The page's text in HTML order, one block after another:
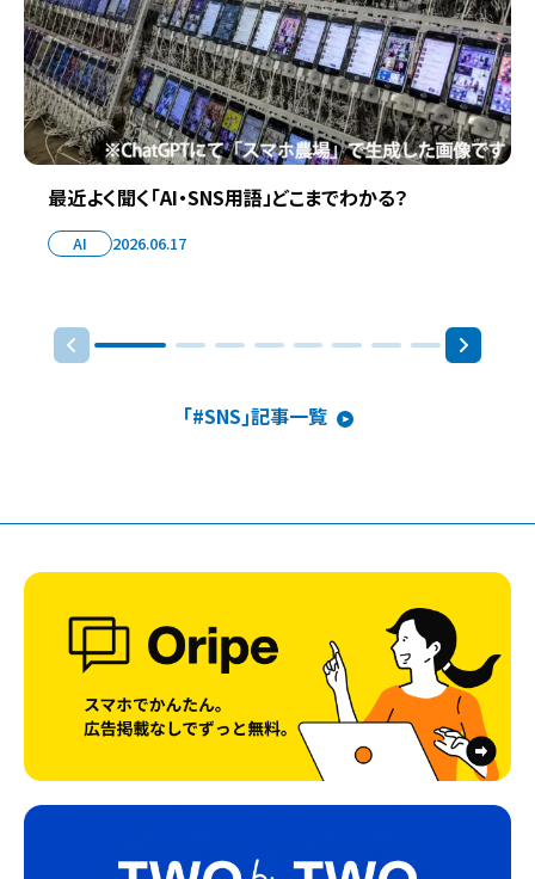
最近よく聞く「AI・SNS用語」どこまでわかる？
AI 2026.06.17
｢#SNS｣記事一覧